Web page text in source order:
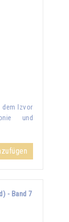
dem Izvor
und
- Band 7